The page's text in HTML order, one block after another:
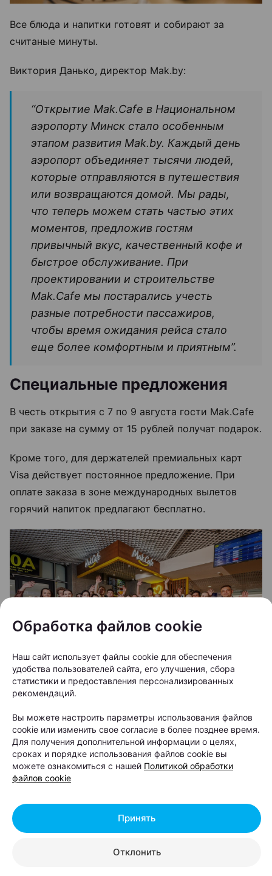
Все блюда и напитки готовят и собирают за
считаные минуты.
Виктория Данько, директор Mak.by:
“Открытие Mak.Cafe в Национальном
аэропорту Минск стало особенным
этапом развития Mak.by. Каждый день
аэропорт объединяет тысячи людей,
которые отправляются в путешествия
или возвращаются домой. Мы рады,
что теперь можем стать частью этих
моментов, предложив гостям
привычный вкус, качественный кофе и
быстрое обслуживание. При
проектировании и строительстве
Mak.Cafe мы постарались учесть
разные потребности пассажиров,
чтобы время ожидания рейса стало
еще более комфортным и приятным”.
Специальные предложения
В честь открытия с 7 по 9 августа гости Mak.Cafe
при заказе на сумму от 15 рублей получат подарок.
Кроме того, для держателей премиальных карт
Visa действует постоянное предложение. При
оплате заказа в зоне международных вылетов
горячий напиток предлагают бесплатно.
Следите за нами в соцсетях
Обработка файлов cookie
Наш сайт использует файлы cookie для обеспечения
удобства пользователей сайта, его улучшения, сбора
статистики и предоставления персонализированных
рекомендаций.
Вы можете настроить параметры использования файлов
cookie или изменить свое согласие в более позднее время.
Для получения дополнительной информации о целях,
сроках и порядке использования файлов cookie вы
можете ознакомиться с нашей Политикой обработки
файлов cookie
Отклонить
Принять